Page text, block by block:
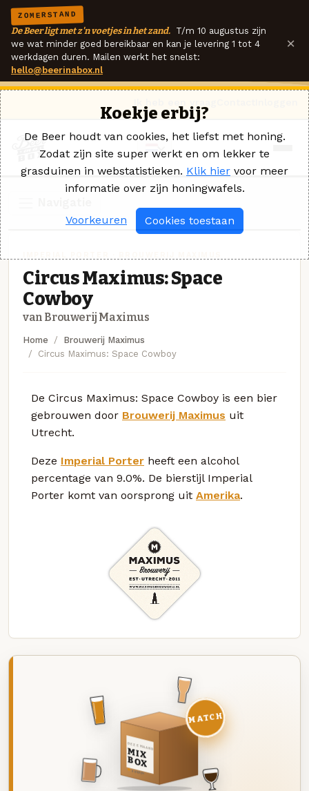
ZOMERSTAND
De Beer ligt met z'n voetjes in het zand. T/m 10 augustus zijn
we wat minder goed bereikbaar en kan je levering 1 tot 4
werkdagen duren. Mailen werkt het snelst:
hello@beerinabox.nl
×
Circus Maximus: Space
Cowboy
van Brouwerij Maximus
Home
Brouwerij Maximus
Circus Maximus: Space Cowboy
De Circus Maximus: Space Cowboy is een bier
gebrouwen door Brouwerij Maximus uit
Utrecht.
Deze Imperial Porter heeft een alcohol
percentage van 9.0%. De bierstijl Imperial
Porter komt van oorsprong uit Amerika.
DEZE MAAND
MIX
BOX
8 BIEREN
MATCH
Koekje erbij?
De Beer houdt van cookies, het liefst met honing.
Zodat zijn site super werkt en om lekker te
grasduinen in webstatistieken. Klik hier voor meer
informatie over zijn honingwafels.
Voorkeuren Cookies toestaan